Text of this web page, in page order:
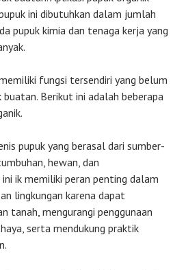
ini dibutuhkan dalam jumlah
pupuk kimia dan tenaga kerja yang
fungsi tersendiri yang belum
buatan. Berikut ini adalah beberapa
pupuk yang berasal dari sumber-
hewan, dan
ik memiliki peran penting dalam
lingkungan karena dapat
tanah, mengurangi penggunaan
serta mendukung praktik